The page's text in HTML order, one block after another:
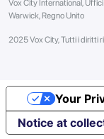
Vox City International,
Warwick, Regno Unito
2025 Vox City, Tutti i diritti
Notice at
Your